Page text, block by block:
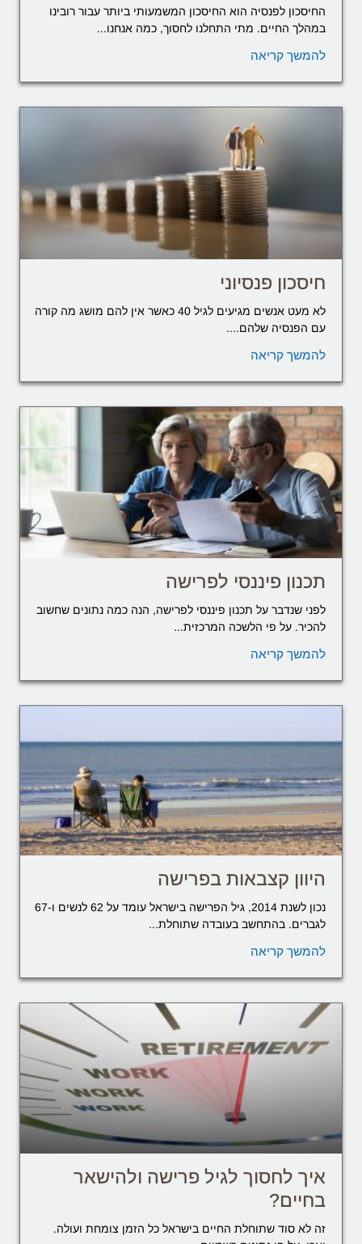
החיסכון לפנסיה הוא החיסכון המשמעותי ביותר עבור רובינו
במהלך החיים. מתי התחלנו לחסוך, כמה אנחנו...
להמשך קריאה
חיסכון פנסיוני
לא מעט אנשים מגיעים לגיל 40 כאשר אין להם מושג מה קורה
עם הפנסיה שלהם....
להמשך קריאה
תכנון פיננסי לפרישה
לפני שנדבר על תכנון פיננסי לפרישה, הנה כמה נתונים שחשוב
להכיר. על פי הלשכה המרכזית...
להמשך קריאה
היוון קצבאות בפרישה
נכון לשנת 2014, גיל הפרישה בישראל עומד על 62 לנשים ו-67
לגברים. בהתחשב בעובדה שתוחלת...
להמשך קריאה
איך לחסוך לגיל פרישה ולהישאר
בחיים?
זה לא סוד שתוחלת החיים בישראל כל הזמן צומחת ועולה.